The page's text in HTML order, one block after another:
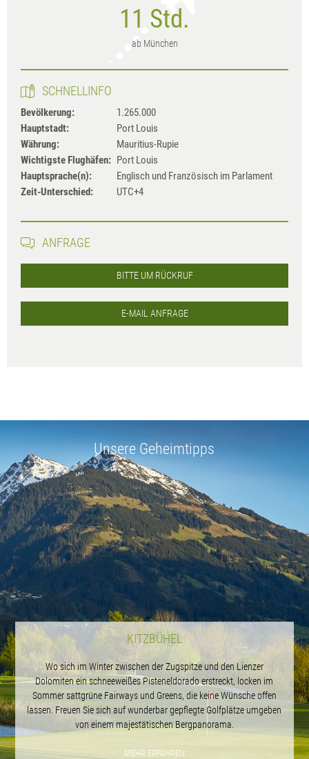
11 Std.
ab München
SCHNELLINFO
Bevölkerung:
1.265.000
Hauptstadt:
Port Louis
Währung:
Mauritius-Rupie
Wichtigste Flughäfen: Port Louis
Hauptsprache(n):
Englisch und Französisch im Parlament
Zeit-Unterschied:
UTC+4
ANFRAGE
BITTE UM RÜCKRUF
E-MAIL ANFRAGE
KITZBÜHEL
Wo sich im Winter zwischen der Zugspitze und den Lienzer
Dolomiten ein schneeweißes Pisteneldorado erstreckt, locken im
Sommer sattgrüne Fairways und Greens, die keine Wünsche offen
lassen. Freuen Sie sich auf wunderbar gepflegte Golfplätze umgeben
von einem majestätischen Bergpanorama.
MEHR ERFAHREN
Unsere Geheimtipps